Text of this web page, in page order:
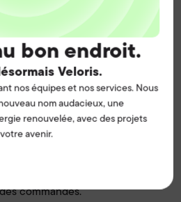
bon endroit.
Veloris.
nos équipes et nos services. Nous
nom audacieux, une
renouvelée, avec des projets
avenir.
et émission des avoirs via le
de commandes
transporteurs.
conformités fournisseurs et
via le processus
quotidien avec les clients
commandes.